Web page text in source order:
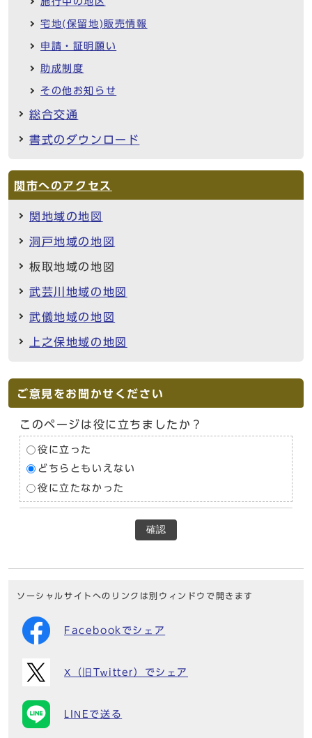
宅地(保留地)販売情報
申請・証明願い
助成制度
その他お知らせ
総合交通
書式のダウンロード
関市へのアクセス
関地域の地図
洞戸地域の地図
板取地域の地図
武芸川地域の地図
武儀地域の地図
上之保地域の地図
ご意見をお聞かせください
このページは役に立ちましたか？
役に立った
どちらともいえない
役に立たなかった
確認
ソーシャルサイトへのリンクは別ウィンドウで開きます
Facebookでシェア
X（旧Twitter）でシェア
LINEで送る